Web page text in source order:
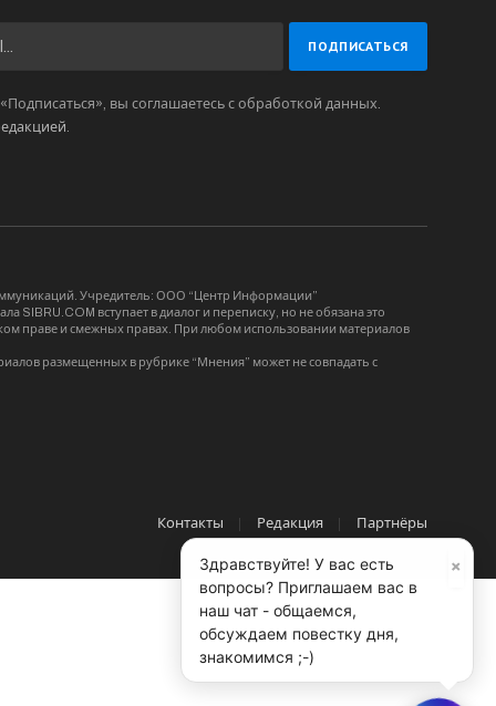
вы соглашаетесь с обработкой данных.
.
Учредитель: ООО “Центр Информации”
SIBRU.COM вступает в диалог и переписку, но не обязана это
праве и смежных правах. При любом использовании материалов
размещенных в рубрике “Мнения” может не совпадать с
Контакты Редакция Партнёры
×
Здравствуйте! У вас есть
вопросы? Приглашаем вас в
наш чат - общаемся,
обсуждаем повестку дня,
знакомимся ;-)